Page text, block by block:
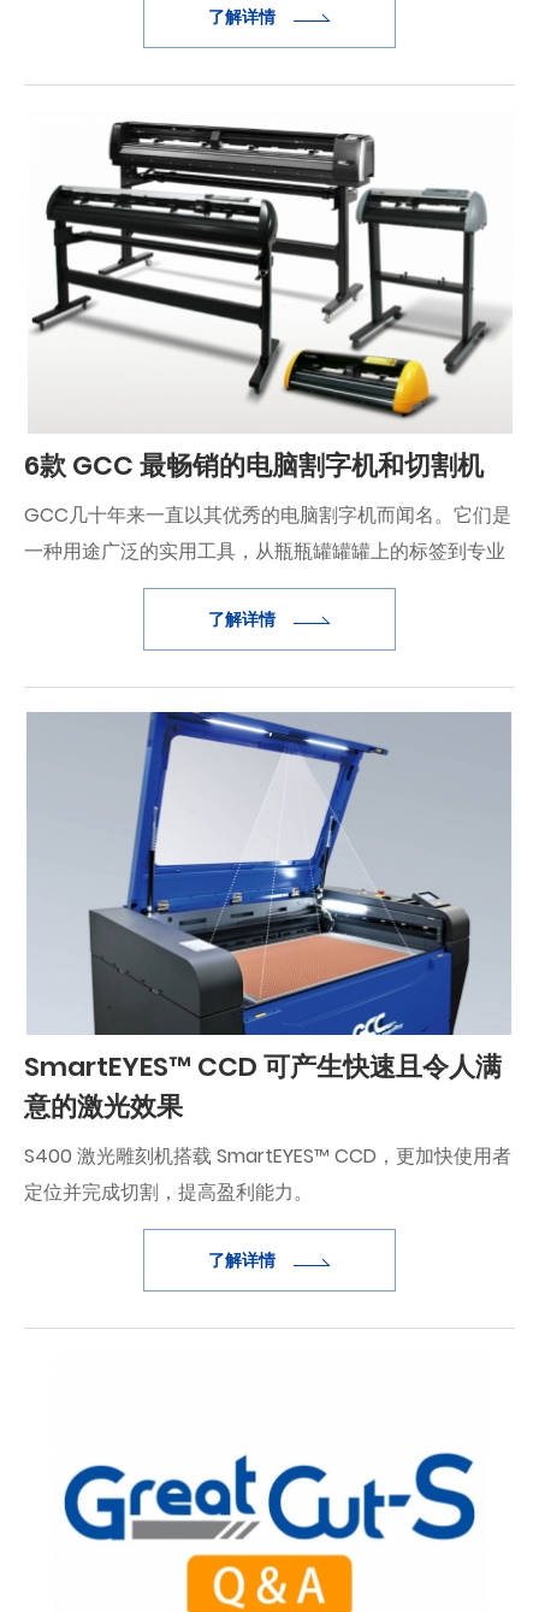
了解详情
6款 GCC 最畅销的电脑割字机和切割机
GCC几十年来一直以其优秀的电脑割字机而闻名。它们是
一种用途广泛的实用工具，从瓶瓶罐罐罐上的标签到专业
的汽车包膜，涵盖了广告、包装、汽车等行业。
了解详情
SmartEYES™ CCD 可产生快速且令人满
意的激光效果
S400 激光雕刻机搭载 SmartEYES™ CCD，更加快使用者
定位并完成切割，提高盈利能力。
了解详情